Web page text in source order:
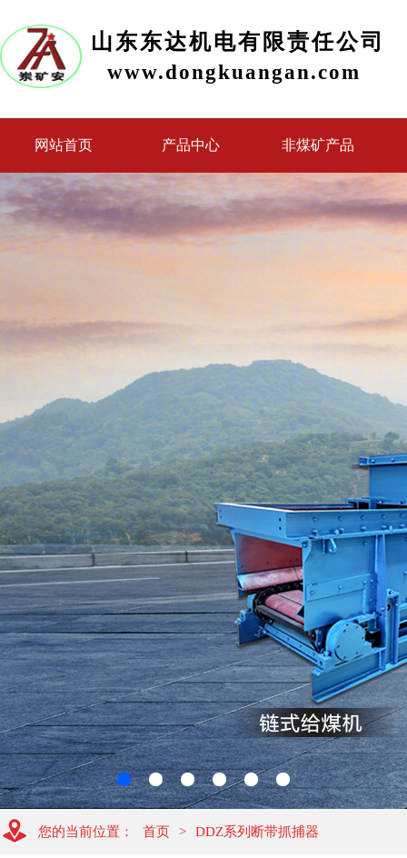
山东东达机电有限责任公司
www.dongkuangan.com
网站首页 产品中心 非煤矿产品
您的当前位置： 首页 > DDZ系列断带抓捕器